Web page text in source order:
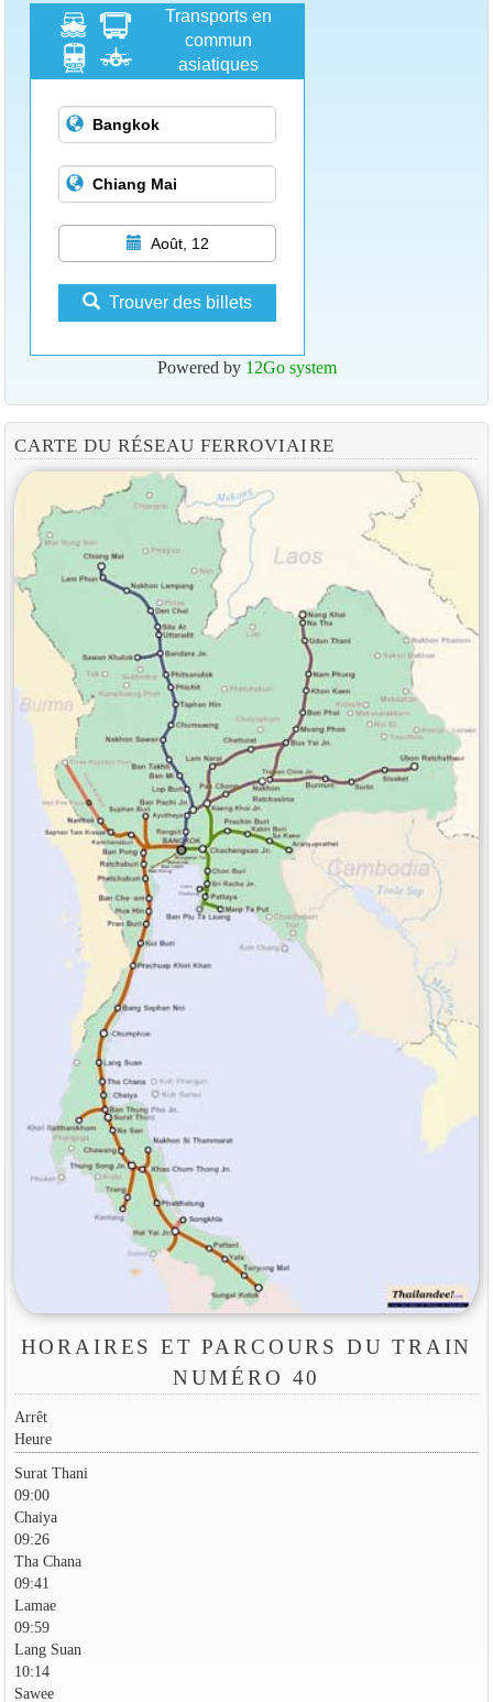
Transports en
commun
asiatiques
Août, 12
Trouver des billets
Powered by 12Go system
CARTE DU RÉSEAU FERROVIAIRE
HORAIRES ET PARCOURS DU TRAIN
NUMÉRO 40
Arrêt
Heure
Surat Thani
09:00
Chaiya
09:26
Tha Chana
09:41
Lamae
09:59
Lang Suan
10:14
Sawee